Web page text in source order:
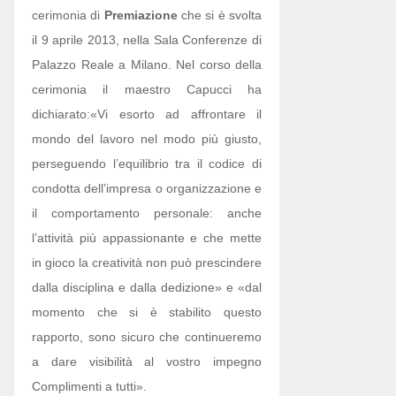
cerimonia di Premiazioneche si è svolta
il 9 aprile 2013, nella Sala Conferenze di
Palazzo Reale a Milano. Nel corso della
cerimonia il maestro Capucci ha
dichiarato:«Vi esorto ad affrontare il
mondo del lavoro nel modo più giusto,
perseguendo l’equilibrio tra il codice di
condotta dell’impresa o organizzazione e
il comportamento personale: anche
l’attività più appassionante e che mette
in gioco la creatività non può prescindere
dalla disciplina e dalla dedizione» e «dal
momento che si è stabilito questo
rapporto, sono sicuro che continueremo
a dare visibilità al vostro impegno
Complimenti a tutti».